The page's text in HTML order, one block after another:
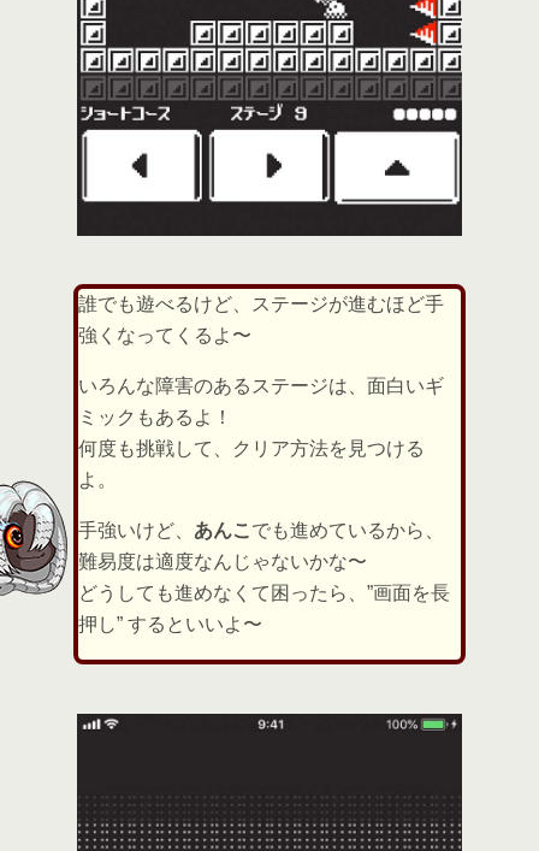
誰でも遊べるけど、ステージが進むほど手
強くなってくるよ〜
いろんな障害のあるステージは、面白いギ
ミックもあるよ！
何度も挑戦して、クリア方法を見つける
よ。
手強いけど、 あんこでも進めているから、
難易度は適度なんじゃないかな〜
どうしても進めなくて困ったら、”画面を長
押し” するといいよ〜